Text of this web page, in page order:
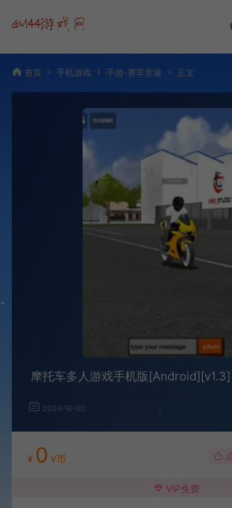
首页 手机游戏 手游-赛车竞速 正文
摩托车多人游戏手机版[Android][v1.3]
2024-10-30
¥ 0 V币
VIP免费